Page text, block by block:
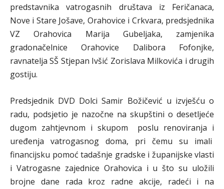
predstavnika vatrogasnih društava iz Feričanaca,
Nove i Stare Jošave, Orahovice i Crkvara, predsjednika
VZ Orahovica Marija Gubeljaka, zamjenika
gradonačelnice Orahovice Dalibora Fofonjke,
ravnatelja SŠ Stjepan Ivšić Zorislava Milkovića i drugih
gostiju.
Predsjednik DVD Dolci Samir Božičević u izvješću o
radu, podsjetio je nazočne na skupštini o desetljeće
dugom zahtjevnom i skupom poslu renoviranja i
uređenja vatrogasnog doma, pri čemu su imali
financijsku pomoć tadašnje gradske i županijske vlasti
i Vatrogasne zajednice Orahovica i u što su uložili
brojne dane rada kroz radne akcije, radeći i na